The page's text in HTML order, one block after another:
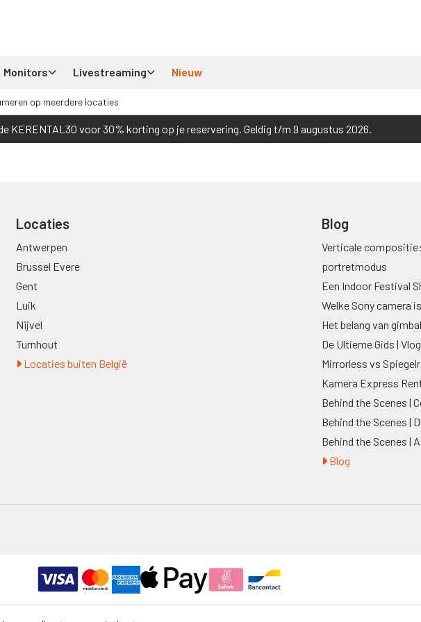
Monitors Livestreaming Nieuw
op meerdere locaties
KERENTAL30 voor 30% korting op je reservering. Geldig t/m 9 augustus 2026.
Locaties
Antwerpen
Brussel Evere
Gent
Luik
Nijvel
Turnhout
Locaties buiten België
Blog
Verticale
portretmodus
Een Indoor Festival
Welke Sony camera
Het belang van
De Ultieme Gids |
Mirrorless vs
Kamera Express
Behind the Scenes |
Behind the Scenes |
Behind the Scenes |
Blog